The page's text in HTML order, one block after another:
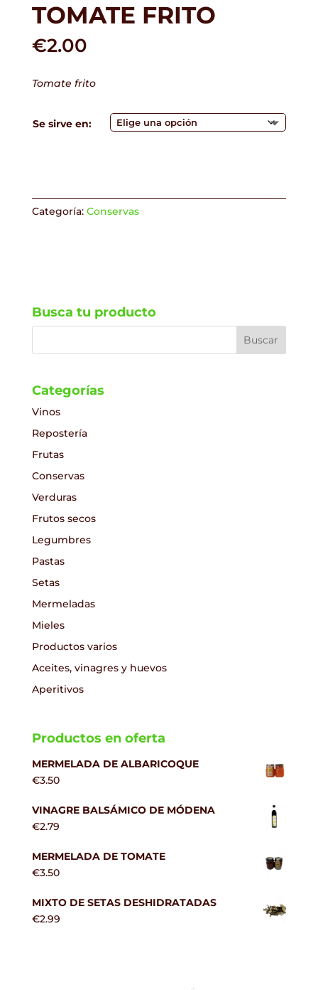
TOMATE FRITO
€2.00
Tomate frito
Se sirve en:
Categoría: Conservas
Busca tu producto
Categorías
Vinos
Repostería
Frutas
Conservas
Verduras
Frutos secos
Legumbres
Pastas
Setas
Mermeladas
Mieles
Productos varios
Aceites, vinagres y huevos
Aperitivos
Productos en oferta
MERMELADA DE ALBARICOQUE
€3.50
VINAGRE BALSÁMICO DE MÓDENA
€2.79
MERMELADA DE TOMATE
€3.50
MIXTO DE SETAS DESHIDRATADAS
€2.99